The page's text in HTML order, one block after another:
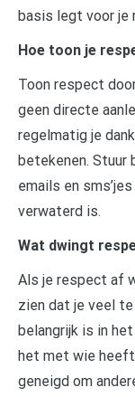
basis legt voor je
Hoe toon je
Toon respect
geen directe
regelmatig je
betekenen. Stuur
emails en
verwaterd is.
Wat dwingt
Als je respect af
zien dat je veel
belangrijk is in
het met wie heeft
geneigd om